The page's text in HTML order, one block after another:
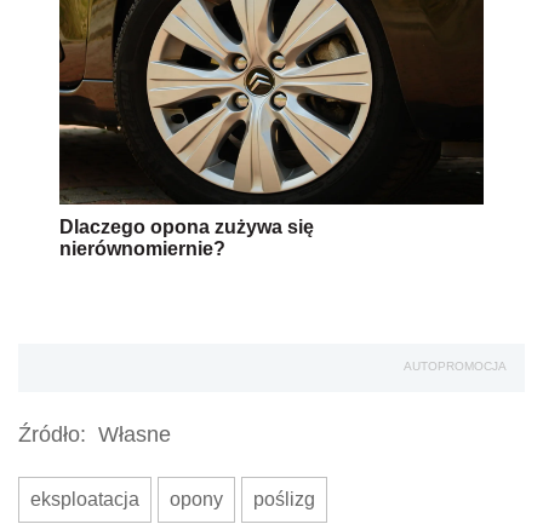
Dlaczego opona zużywa się
nierównomiernie?
AUTOPROMOCJA
Źródło: Własne
eksploatacja opony poślizg